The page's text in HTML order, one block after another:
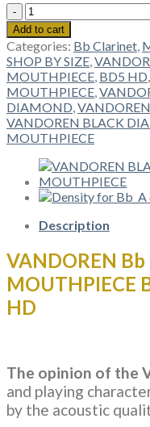
VANDOREN
Bb
CLARINET
MOUTHPIECE
BLACK
DIAMOND
BD5
HD
quantity
Add to cart
Categories: Bb Clarinet,
SHOP BY SIZE,
MOUTHPIECE, BD5 HD,
MOUTHPIECE,
DIAMOND,
VANDOREN BLACK
MOUTHPIECE
Description
VANDOREN Bb
MOUTHPIECE
HD
The opinion of the
and playing
by the acoustic